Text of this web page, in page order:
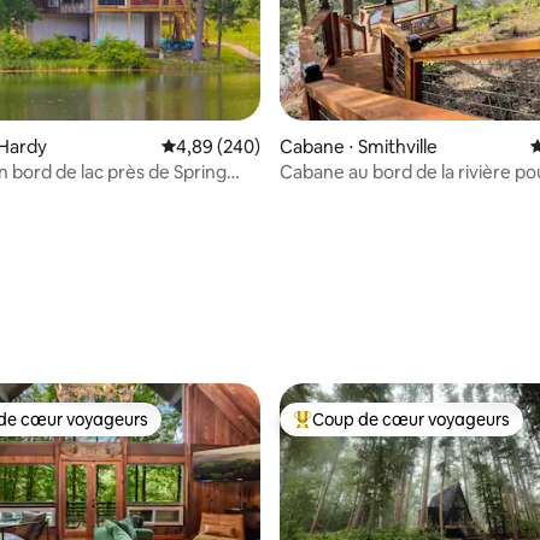
base de 149 commentaires : 4,93 sur 5
Évaluation moyenne sur la base de 240
4,89 (240)
bord de lac près de Spring
Cabane ⋅ Smithville
Cabane au bord de la rivière
cœur voyageurs les plus appréciés
cœur voyageurs Coups de cœur voyageurs les
Coup de cœur voyageurs